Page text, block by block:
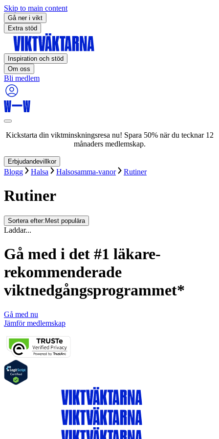
Skip to main content
Gå ner i vikt
Extra stöd
Inspiration och stöd
Om oss
Bli medlem
Kickstarta din viktminskningsresa nu! Spara 50% när du tecknar 12
månaders medlemskap.
Erbjudandevillkor
Blogg Halsa Halsosamma-vanor Rutiner
Rutiner
Sortera efter: Mest populära
Laddar...
Gå med i det #1 läkare-
rekommenderade
viktnedgångsprogrammet*
Gå med nu
Jämför medlemskap